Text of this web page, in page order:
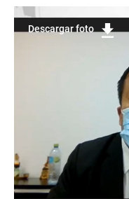
Descargar foto